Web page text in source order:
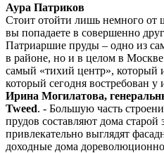
Аура Патриков
Стоит отойти лишь немного
вы попадаете в совершенно
Патриаршие пруды – одно из
в районе, но и в целом в
самый «тихий центр», который
который сегодня востребован
Ирина Могилатова,
Tweed. - Большую часть
прудов составляют дома старой
привлекательно выглядят
доходные дома